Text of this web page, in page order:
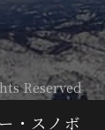
Reserved
・スノボ